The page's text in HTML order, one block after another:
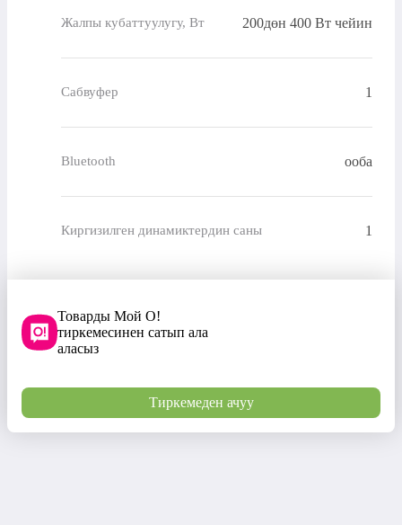
Жалпы кубаттуулугу, Вт 200дөн 400 Вт чейин
Сабвуфер 1
Bluetooth ооба
Киргизилген динамиктердин саны 1
Товарды Мой О!
тиркемесинен сатып ала
аласыз
Тиркемеден ачуу